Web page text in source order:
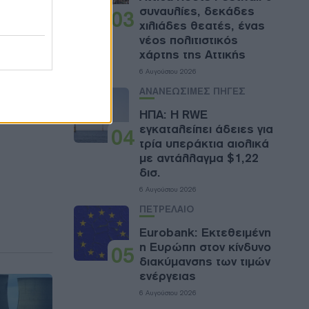
03 συναυλίες, δεκάδες
χιλιάδες θεατές, ένας
νέος πολιτιστικός
χάρτης της Αττικής
6 Αυγούστου 2026
04
ΑΝΑΝΕΩΣΙΜΕΣ ΠΗΓΕΣ
ΗΠΑ: Η RWE
εγκαταλείπει άδειες για
τρία υπεράκτια αιολικά
με αντάλλαγμα $1,22
δισ.
6 Αυγούστου 2026
05
ΠΕΤΡΕΛΑΙΟ
Eurobank: Εκτεθειμένη
η Ευρώπη στον κίνδυνο
διακύμανσης των τιμών
ενέργειας
6 Αυγούστου 2026